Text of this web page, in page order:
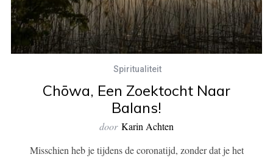
Spiritualiteit
Chōwa, Een Zoektocht Naar
Balans!
door Karin Achten
Misschien heb je tijdens de coronatijd, zonder dat je het